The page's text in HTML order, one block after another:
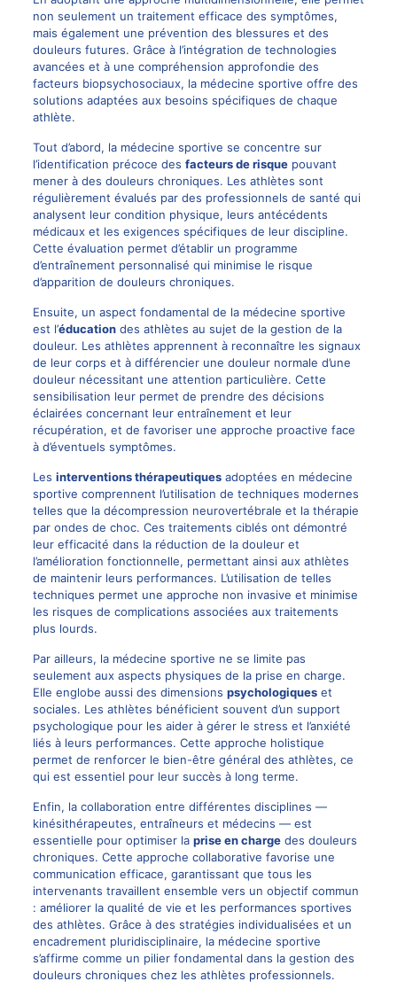
non seulement un traitement efficace des symptômes,
mais également une prévention des blessures et des
douleurs futures. Grâce à l’intégration de technologies
avancées et à une compréhension approfondie des
facteurs biopsychosociaux, la médecine sportive offre des
solutions adaptées aux besoins spécifiques de chaque
athlète.
Tout d’abord, la médecine sportive se concentre sur
l’identification précoce des facteurs de risquepouvant
mener à des douleurs chroniques. Les athlètes sont
régulièrement évalués par des professionnels de santé qui
analysent leur condition physique, leurs antécédents
médicaux et les exigences spécifiques de leur discipline.
Cette évaluation permet d’établir un programme
d’entraînement personnalisé qui minimise le risque
d’apparition de douleurs chroniques.
Ensuite, un aspect fondamental de la médecine sportive
est l’éducationdes athlètes au sujet de la gestion de la
douleur. Les athlètes apprennent à reconnaître les signaux
de leur corps et à différencier une douleur normale d’une
douleur nécessitant une attention particulière. Cette
sensibilisation leur permet de prendre des décisions
éclairées concernant leur entraînement et leur
récupération, et de favoriser une approche proactive face
à d’éventuels symptômes.
Les interventions thérapeutiquesadoptées en médecine
sportive comprennent l’utilisation de techniques modernes
telles que la décompression neurovertébrale et la thérapie
par ondes de choc. Ces traitements ciblés ont démontré
leur efficacité dans la réduction de la douleur et
l’amélioration fonctionnelle, permettant ainsi aux athlètes
de maintenir leurs performances. L’utilisation de telles
techniques permet une approche non invasive et minimise
les risques de complications associées aux traitements
plus lourds.
Par ailleurs, la médecine sportive ne se limite pas
seulement aux aspects physiques de la prise en charge.
Elle englobe aussi des dimensions psychologiqueset
sociales. Les athlètes bénéficient souvent d’un support
psychologique pour les aider à gérer le stress et l’anxiété
liés à leurs performances. Cette approche holistique
permet de renforcer le bien-être général des athlètes, ce
qui est essentiel pour leur succès à long terme.
Enfin, la collaboration entre différentes disciplines —
kinésithérapeutes, entraîneurs et médecins — est
essentielle pour optimiser la prise en chargedes douleurs
chroniques. Cette approche collaborative favorise une
communication efficace, garantissant que tous les
intervenants travaillent ensemble vers un objectif commun
: améliorer la qualité de vie et les performances sportives
des athlètes. Grâce à des stratégies individualisées et un
encadrement pluridisciplinaire, la médecine sportive
s’affirme comme un pilier fondamental dans la gestion des
douleurs chroniques chez les athlètes professionnels.